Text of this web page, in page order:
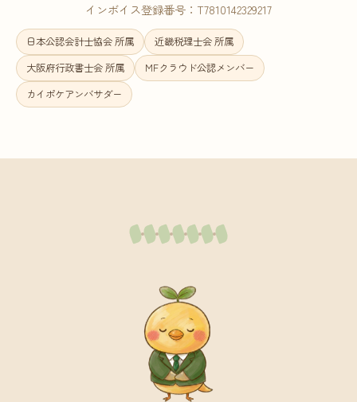
インボイス登録番号：T7810142329217
日本公認会計士協会 所属
近畿税理士会 所属
大阪府行政書士会 所属
MFクラウド公認メンバー
カイポケアンバサダー